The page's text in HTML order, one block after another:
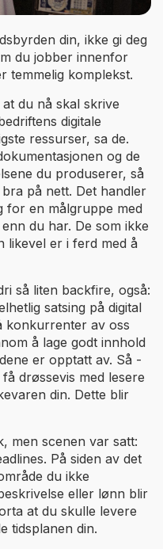
din, ikke gi deg
du jobber innenfor
temmelig komplekst.
du nå skal skrive
digitale
ressurser, sa de.
og de
du produserer, så
på nett. Det handler
for en målgruppe med
du har. De som ikke
likevel er i ferd med å
så liten backfire, også:
satsing på digital
konkurrenter av oss
å lage godt innhold
er opptatt av. Så -
drøssevis med lesere
din. Dette blir
men scenen var satt:
På siden av det
du ikke
eller lønn blir
at du skulle levere
tidsplanen din.